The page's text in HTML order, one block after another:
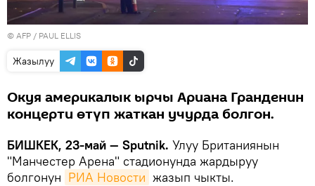
© AFP / PAUL ELLIS
Жазылуу
Окуя америкалык ырчы Ариана Гранденин
концерти өтүп жаткан учурда болгон.
БИШКЕК, 23-май — Sputnik. Улуу Британиянын
"Манчестер Арена" стадионунда жардыруу
болгонун РИА Новости жазып чыкты.